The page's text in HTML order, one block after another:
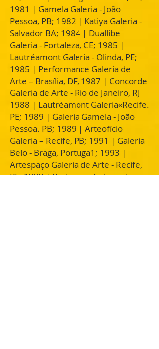
1981 | Gamela Galeria - João
Pessoa, PB; 1982 | Katiya Galeria -
Salvador BA; 1984 | Duallibe
Galeria - Fortaleza, CE; 1985 |
Lautréamont Galeria - Olinda, PE;
1985 | Performance Galeria de
Arte – Brasília, DF, 1987 | Concorde
Galeria de Arte - Rio de Janeiro, RJ
1988 | Lautréamont Galeria«Recife.
PE; 1989 | Galeria Gamela - João
Pessoa. PB; 1989 | Arteofício
Galeria – Recife, PB; 1991 | Galeria
Belo - Braga, Portuga1; 1993 |
Artespaço Galeria de Arte - Recife,
PE; 1999 | Rodrigues Galeria de